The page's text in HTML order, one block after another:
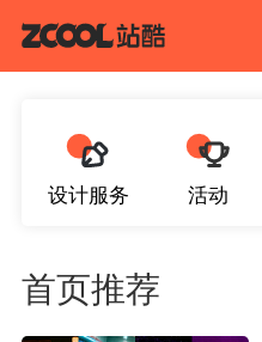
设计服务 活动
首页推荐